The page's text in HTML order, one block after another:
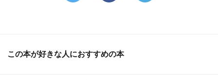
この本が好きな人におすすめの本